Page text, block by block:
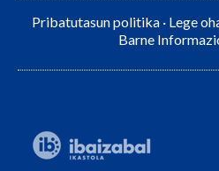
Pribatutasun politika · Lege
Barne